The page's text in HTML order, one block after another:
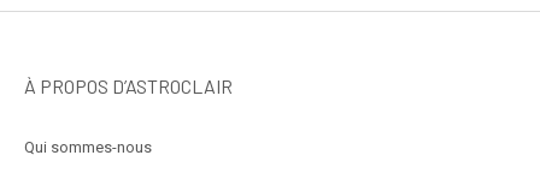
À PROPOS D’ASTROCLAIR
Qui sommes-nous